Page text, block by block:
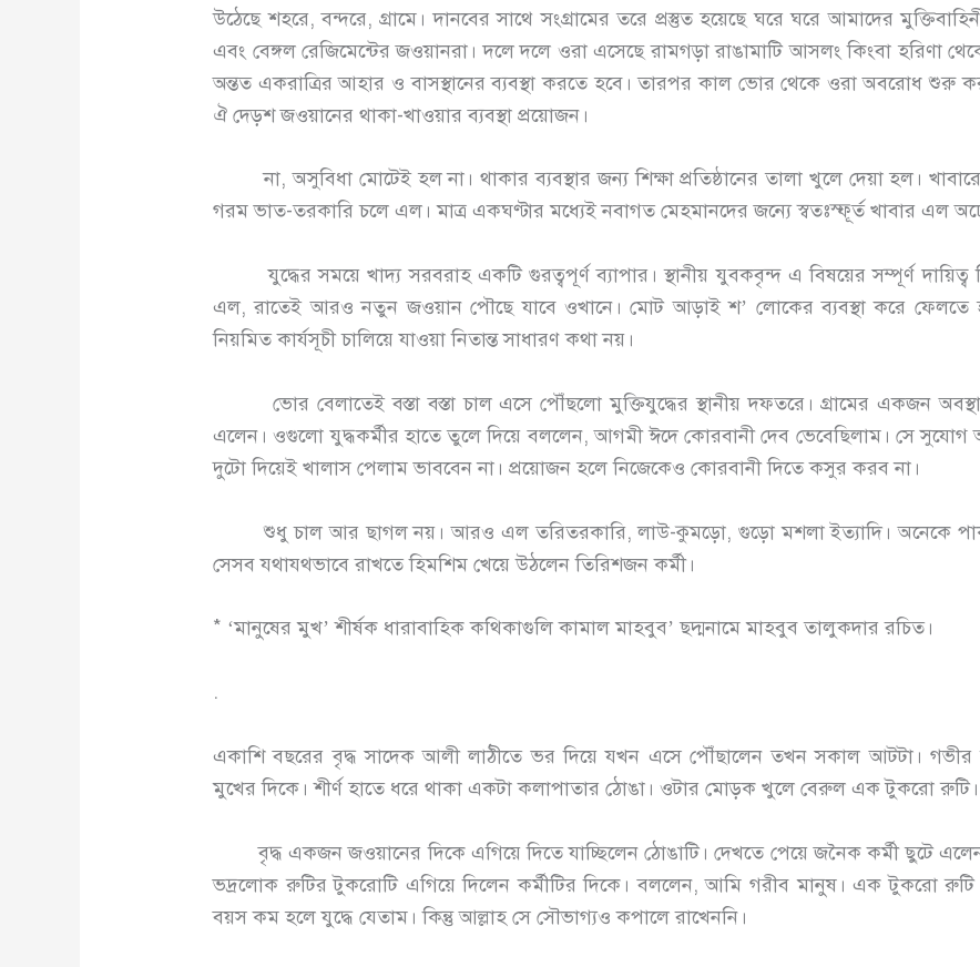
উঠেছে শহরে, বন্দরে, গ্রামে। দানবের সাথে সংগ্রামের তরে প্রস্তুত হয়েছে ঘরে ঘরে আমাদের
এবং বেঙ্গল রেজিমেন্টের জওয়ানরা। দলে দলে ওরা এসেছে রামগড়া রাঙামাটি আসলং কিংবা হরিণা
অন্তত একরাত্রির আহার ও বাসস্থানের ব্যবস্থা করতে হবে। তারপর কাল ভোর থেকে ওরা অবরোধ শুরু
ঐ দেড়শ জওয়ানের থাকা-খাওয়ার ব্যবস্থা প্রয়োজন।
না, অসুবিধা মোটেই হল না। থাকার ব্যবস্থার জন্য শিক্ষা প্রতিষ্ঠানের তালা খুলে দেয়া হল।
গরম ভাত-তরকারি চলে এল। মাত্র একঘণ্টার মধ্যেই নবাগত মেহমানদের জন্যে স্বতঃস্ফূর্ত খাবার এল
যুদ্ধের সময়ে খাদ্য সরবরাহ একটি গুরত্বপূর্ণ ব্যাপার। স্থানীয় যুবকবৃন্দ এ বিষয়ের সম্পূর্ণ
এল, রাতেই আরও নতুন জওয়ান পৌছে যাবে ওখানে। মোট আড়াই শ’ লোকের ব্যবস্থা করে ফেলতে
নিয়মিত কার্যসূচী চালিয়ে যাওয়া নিতান্ত সাধারণ কথা নয়।
ভোর বেলাতেই বস্তা বস্তা চাল এসে পৌঁছলো মুক্তিযুদ্ধের স্থানীয় দফতরে। গ্রামের একজন
এলেন। ওগুলো যুদ্ধকর্মীর হাতে তুলে দিয়ে বললেন, আগমী ঈদে কোরবানী দেব ভেবেছিলাম। সে
দুটো দিয়েই খালাস পেলাম ভাববেন না। প্রয়োজন হলে নিজেকেও কোরবানী দিতে কসুর করব না।
শুধু চাল আর ছাগল নয়। আরও এল তরিতরকারি, লাউ-কুমড়ো, গুড়ো মশলা ইত্যাদি। অনেকে পাক
সেসব যথাযথভাবে রাখতে হিমশিম খেয়ে উঠলেন তিরিশজন কর্মী।
* ‘মানুষের মুখ’ শীর্ষক ধারাবাহিক কথিকাগুলি কামাল মাহবুব’ ছদ্মনামে মাহবুব তালুকদার রচিত।
.
একাশি বছরের বৃদ্ধ সাদেক আলী লাঠীতে ভর দিয়ে যখন এসে পৌঁছালেন তখন সকাল আটটা। গভীর
মুখের দিকে। শীর্ণ হাতে ধরে থাকা একটা কলাপাতার ঠোঙা। ওটার মোড়ক খুলে বেরুল এক টুকরো রুটি।
বৃদ্ধ একজন জওয়ানের দিকে এগিয়ে দিতে যাচ্ছিলেন ঠোঙাটি। দেখতে পেয়ে জনৈক কর্মী ছুটে
ভদ্রলোক রুটির টুকরোটি এগিয়ে দিলেন কর্মীটির দিকে। বললেন, আমি গরীব মানুষ। এক টুকরো রুটি
বয়স কম হলে যুদ্ধে যেতাম। কিন্তু আল্লাহ সে সৌভাগ্যও কপালে রাখেননি।